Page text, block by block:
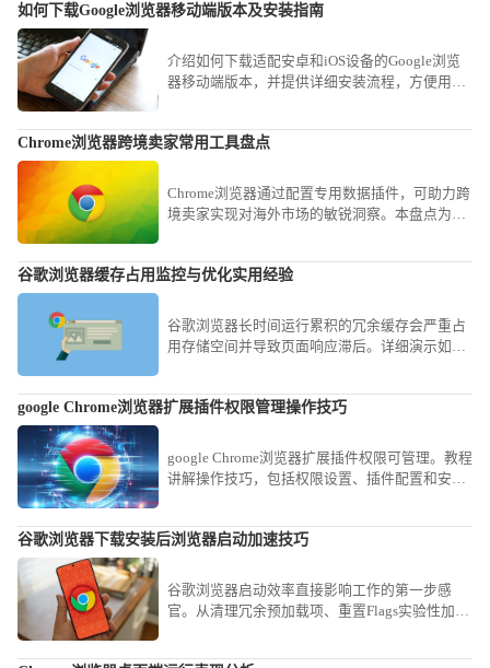
如何下载Google浏览器移动端版本及安装指南
介绍如何下载适配安卓和iOS设备的Google浏览
器移动端版本，并提供详细安装流程，方便用户
Chrome浏览器跨境卖家常用工具盘点
Chrome浏览器通过配置专用数据插件，可助力跨
境卖家实现对海外市场的敏锐洞察。本盘点为您
谷歌浏览器缓存占用监控与优化实用经验
谷歌浏览器长时间运行累积的冗余缓存会严重占
用存储空间并导致页面响应滞后。详细演示如何
您的软件始终保持轻盈响应，即便在低配置机型
google Chrome浏览器扩展插件权限管理操作技巧
google Chrome浏览器扩展插件权限可管理。教程
讲解操作技巧，包括权限设置、插件配置和安全
谷歌浏览器下载安装后浏览器启动加速技巧
谷歌浏览器启动效率直接影响工作的第一步感
官。从清理冗余预加载项、重置Flags实验性加速